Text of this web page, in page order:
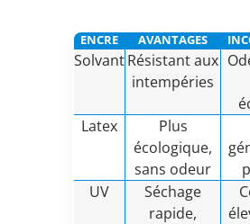
ENCRE AVANTAGES
SolvantRésistant aux
intempéries
Latex
Plus
écologique,
sans odeur
UV
Séchage
rapide,